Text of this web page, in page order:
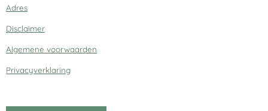
Adres
Disclaimer
Algemene voorwaarden
Privacyverklaring